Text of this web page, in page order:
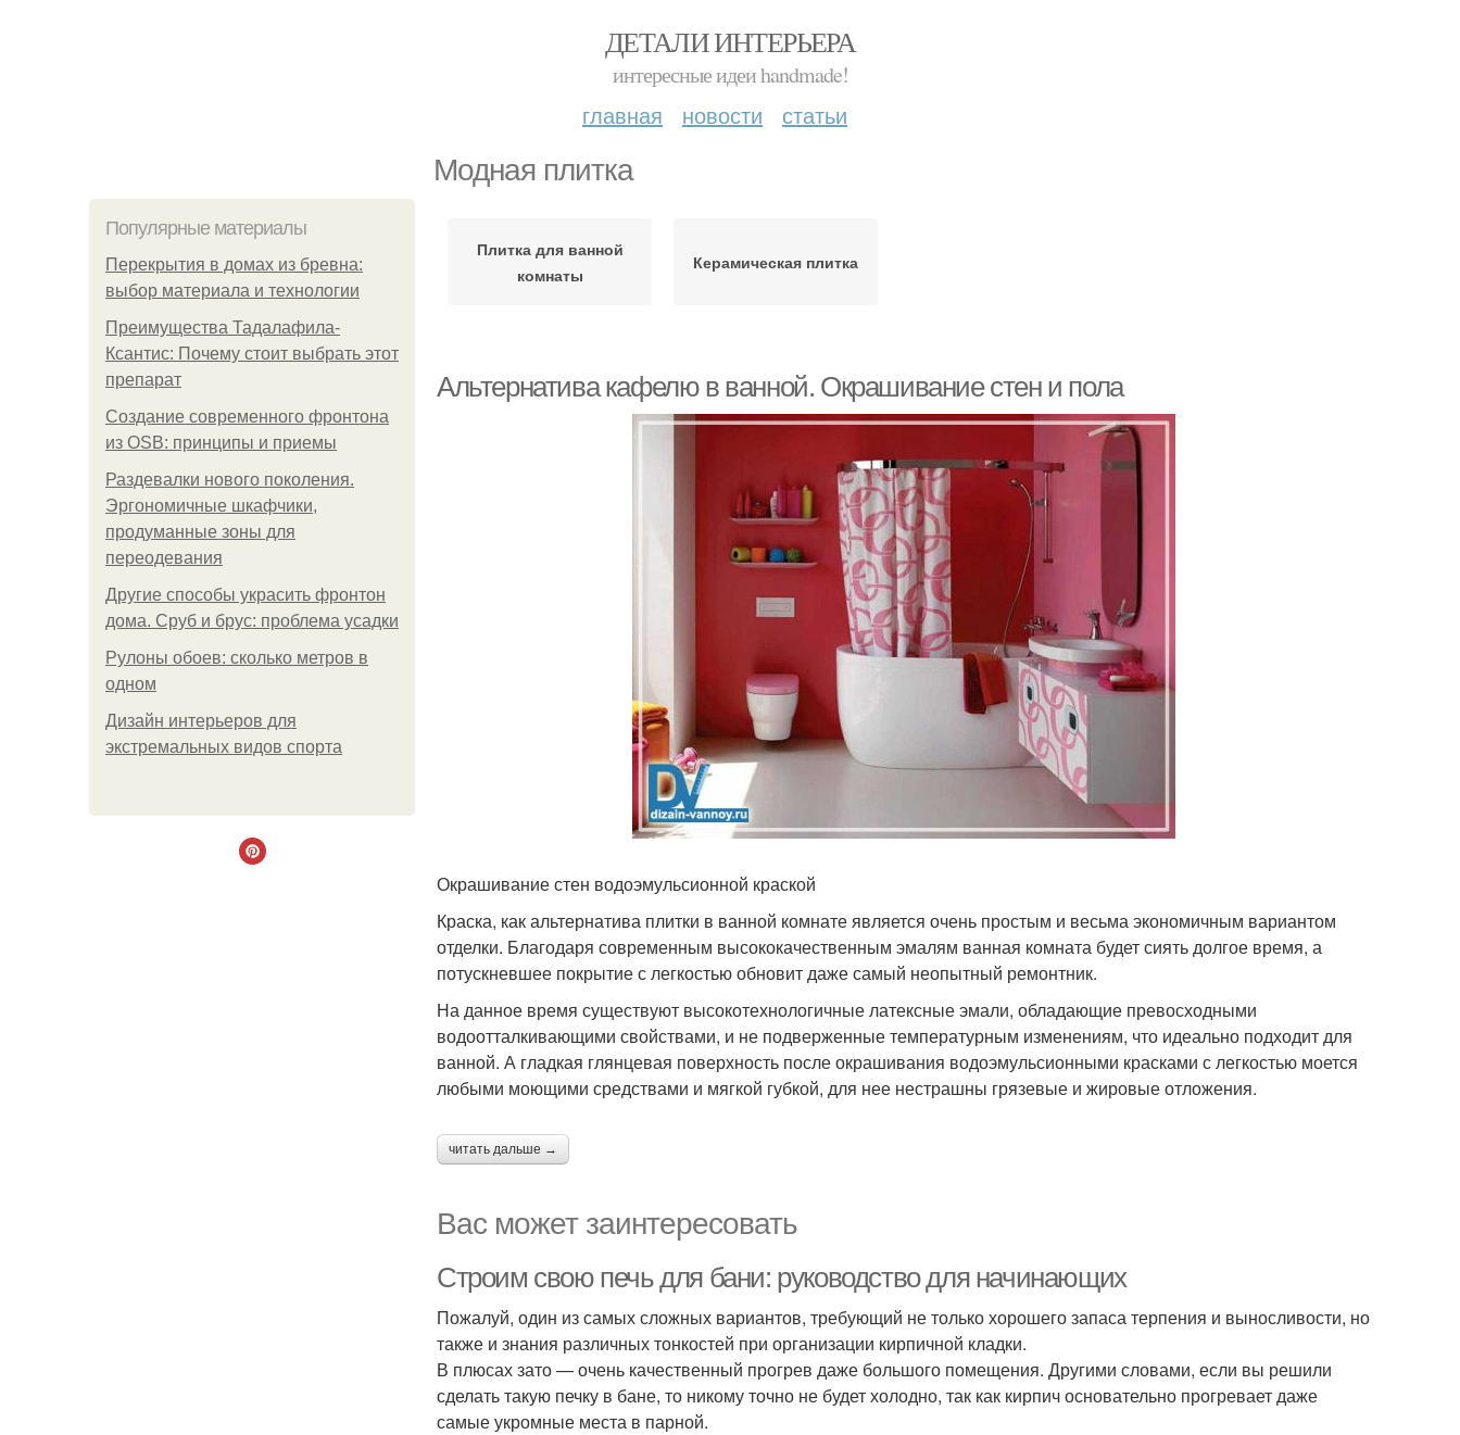
ДЕТАЛИ ИНТЕРЬЕРА
интересные идеи handmade!
главная новости статьи
Модная плитка
Популярные материалы
Перекрытия в домах из бревна:
выбор материала и технологии
Преимущества Тадалафила-
Ксантис: Почему стоит выбрать этот
препарат
Создание современного фронтона
из OSB: принципы и приемы
Раздевалки нового поколения.
Эргономичные шкафчики,
продуманные зоны для
переодевания
Другие способы украсить фронтон
дома. Сруб и брус: проблема усадки
Рулоны обоев: сколько метров в
одном
Дизайн интерьеров для
экстремальных видов спорта
Плитка для ванной
комнаты
Керамическая плитка
Альтернатива кафелю в ванной. Окрашивание стен и пола
Окрашивание стен водоэмульсионной краской
Краска, как альтернатива плитки в ванной комнате является очень простым и весьма экономичным вариантом
отделки. Благодаря современным высококачественным эмалям ванная комната будет сиять долгое время, а
потускневшее покрытие с легкостью обновит даже самый неопытный ремонтник.
На данное время существуют высокотехнологичные латексные эмали, обладающие превосходными
водоотталкивающими свойствами, и не подверженные температурным изменениям, что идеально подходит для
ванной. А гладкая глянцевая поверхность после окрашивания водоэмульсионными красками с легкостью моется
любыми моющими средствами и мягкой губкой, для нее нестрашны грязевые и жировые отложения.
читать дальше →
Вас может заинтересовать
Строим свою печь для бани: руководство для начинающих
Пожалуй, один из самых сложных вариантов, требующий не только хорошего запаса терпения и выносливости, но
также и знания различных тонкостей при организации кирпичной кладки.
В плюсах зато — очень качественный прогрев даже большого помещения. Другими словами, если вы решили
сделать такую печку в бане, то никому точно не будет холодно, так как кирпич основательно прогревает даже
самые укромные места в парной.